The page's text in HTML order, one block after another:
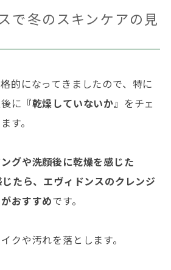
で冬のスキンケアの見
的になってきましたので、特に
に 『乾燥していないか』 をチェ
す。
グや洗顔後に乾燥を感じた
たら、エヴィドンスのクレンジ
おすすめです。
クや汚れを落とします。